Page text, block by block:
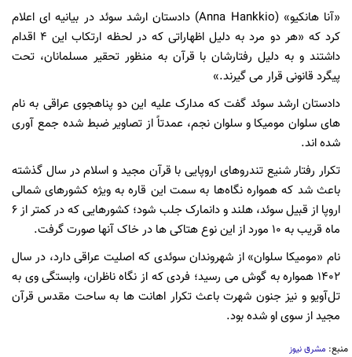
«آنا هانکیو» (Anna Hankkio) دادستان ارشد سوئد در بیانیه‌ ای اعلام
کرد که «هر دو مرد به دلیل اظهاراتی که در لحظه ارتکاب این ۴ اقدام
داشتند و به دلیل رفتارشان با قرآن به منظور تحقیر مسلمانان، تحت
پیگرد قانونی قرار می‌ گیرند.»
دادستان ارشد سوئد گفت که مدارک علیه این دو پناهجوی عراقی به نام‌
های سلوان مومیکا و سلوان نجم، عمدتاً از تصاویر ضبط شده جمع‌ آوری
شده اند.
تکرار رفتار شنیع تندروهای اروپایی با قرآن مجید و اسلام در سال گذشته
باعث شد که همواره نگاه‌ها به سمت این قاره به ویژه کشورهای شمالی
اروپا از قبیل سوئد، هلند و دانمارک جلب شود؛ کشورهایی که در کمتر از ۶
ماه قریب به ۱۰ مورد از این نوع هتاکی‌ ها در خاک آنها صورت گرفت.
نام «مومیکا سلوان» از شهروندان سوئدی که اصلیت عراقی دارد، در سال
۱۴۰۲ همواره به گوش می‌ رسید؛ فردی که از نگاه ناظران، وابستگی وی به
تل‌آویو و نیز جنون شهرت باعث تکرار اهانت‌ ها به ساحت مقدس قرآن
مجید از سوی او شده‌ بود.
منبع: مشرق نیوز